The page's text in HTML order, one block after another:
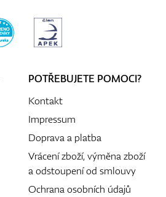
POTŘEBUJETE POMOCI?
Kontakt
Impressum
Doprava a platba
Vrácení zboží, výměna zboží
a odstoupení od smlouvy
Ochrana osobních údajů